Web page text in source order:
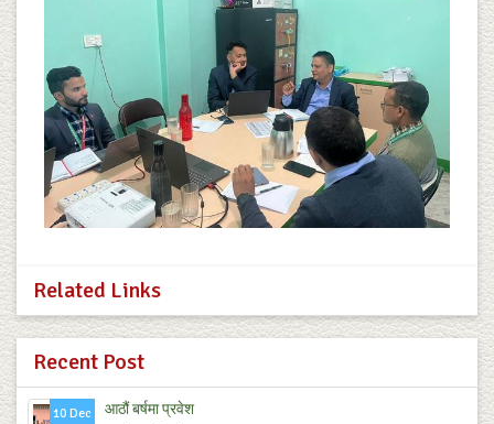
Related Links
Recent Post
10 Dec आठौं बर्षमा प्रवेश